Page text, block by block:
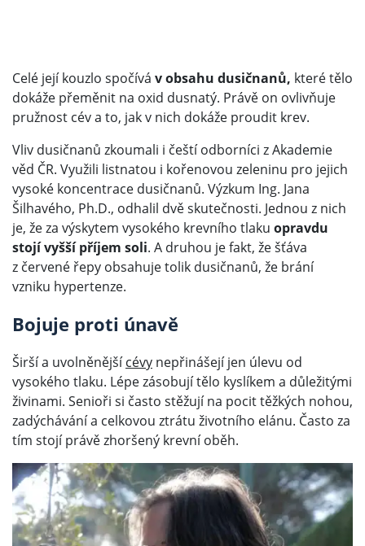
Celé její kouzlo spočívá v obsahu dusičnanů, které tělo
dokáže přeměnit na oxid dusnatý. Právě on ovlivňuje
pružnost cév a to, jak v nich dokáže proudit krev.
Vliv dusičnanů zkoumali i čeští odborníci z Akademie
věd ČR. Využili listnatou i kořenovou zeleninu pro jejich
vysoké koncentrace dusičnanů. Výzkum Ing. Jana
Šilhavého, Ph.D., odhalil dvě skutečnosti. Jednou z nich
je, že za výskytem vysokého krevního tlaku opravdu
stojí vyšší příjem soli. A druhou je fakt, že šťáva
z červené řepy obsahuje tolik dusičnanů, že brání
vzniku hypertenze.
Bojuje proti únavě
Širší a uvolněnějšícévy nepřinášejí jen úlevu od
vysokého tlaku. Lépe zásobují tělo kyslíkem a důležitými
živinami. Senioři si často stěžují na pocit těžkých nohou,
zadýchávání a celkovou ztrátu životního elánu. Často za
tím stojí právě zhoršený krevní oběh.